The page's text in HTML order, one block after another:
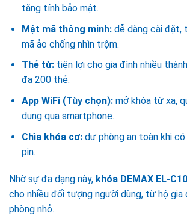
tăng tính bảo mật.
Mật mã thông minh:dễ dàng cài đặt,
mã ảo chống nhìn trộm.
Thẻ từ:tiện lợi cho gia đình nhiều
đa 200 thẻ.
App WiFi (Tùy chọn):mở khóa từ xa,
dụng qua smartphone.
Chìa khóa cơ:dự phòng an toàn khi
pin.
Nhờ sự đa dạng này, khóa DEMAX EL-
cho nhiều đối tượng người dùng, từ hộ gia
phòng nhỏ.